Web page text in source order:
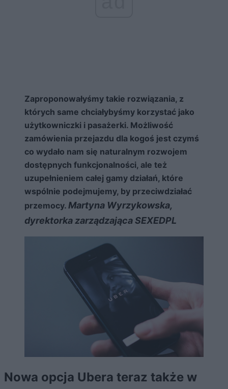
Zaproponowałyśmy takie rozwiązania, z
których same chciałybyśmy korzystać jako
użytkowniczki i pasażerki. Możliwość
zamówienia przejazdu dla kogoś jest czymś
co wydało nam się naturalnym rozwojem
dostępnych funkcjonalności, ale też
uzupełnieniem całej gamy działań, które
wspólnie podejmujemy, by przeciwdziałać
przemocy. Martyna Wyrzykowska,
dyrektorka zarządzająca SEXEDPL
Nowa opcja Ubera teraz także w